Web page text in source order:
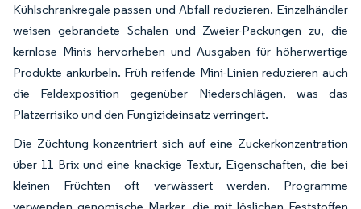
Kühlschrankregale passen und Abfall reduzieren. Einzelhändler
weisen gebrandete Schalen und Zweier-Packungen zu, die
kernlose Minis hervorheben und Ausgaben für höherwertige
Produkte ankurbeln. Früh reifende Mini-Linien reduzieren auch
die Feldexposition gegenüber Niederschlägen, was das
Platzerrisiko und den Fungizideinsatz verringert.
Die Züchtung konzentriert sich auf eine Zuckerkonzentration
über 11 Brix und eine knackige Textur, Eigenschaften, die bei
kleinen Früchten oft verwässert werden. Programme